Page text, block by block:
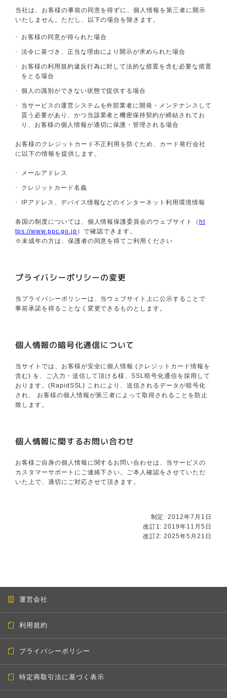
当社は、お客様の事前の同意を得ずに、個人情報を第三者に開示
いたしません。ただし、以下の場合を除きます。
お客様の同意が得られた場合
法令に基づき、正当な理由により開示が求められた場合
お客様の利用規約違反行為に対して法的な措置を含む必要な措置
をとる場合
個人の識別ができない状態で提供する場合
当サービスの運営システムを外部業者に開発・メンテナンスして
貰う必要があり、かつ当該業者と機密保持契約が締結されてお
り、お客様の個人情報が適切に保護・管理される場合
お客様のクレジットカード不正利用を防ぐため、 カード発行会社
に以下の情報を提供します。
メールアドレス
クレジットカード名義
IPアドレス、デバイス情報などのインターネット利用環境情報
各国の制度については、個人情報保護委員会のウェブサイト（ ht
tps://www.ppc.go.jp ）で確認できます。
※未成年の方は、保護者の同意を得てご利用ください
プライバシーポリシーの変更
当プライバシーポリシーは、当ウェブサイト上に公示することで
事前承諾を得ることなく変更できるものとします。
個人情報の暗号化通信について
当サイトでは、お客様が安全に個人情報 (クレジットカード情報を
含む) を、ご入力・送信して頂ける様、SSL暗号化通信を採用して
おります。(RapidSSL) これにより、送信されるデータが暗号化
され、 お客様の個人情報が第三者によって取得されることを防止
致します。
個人情報に関するお問い合わせ
お客様ご自身の個人情報に関するお問い合わせは、当サービスの
カスタマーサポートにご連絡下さい。ご本人確認をさせていただ
いた上で、適切にご対応させて頂きます。
制定: 2012年7月1日
改訂1: 2019年11月5日
改訂2: 2025年5月21日
運営会社
利用規約
プライバシーポリシー
特定商取引法に基づく表示